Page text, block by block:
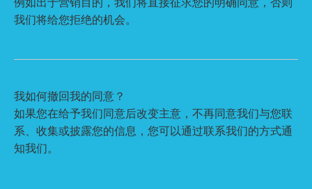
我们将给您拒绝的机会。
我如何撤回我的同意？
如果您在给予我们同意后改变主意，不再同意我们与您联
系、收集或披露您的信息，您可以通过联系我们的方式通
知我们。